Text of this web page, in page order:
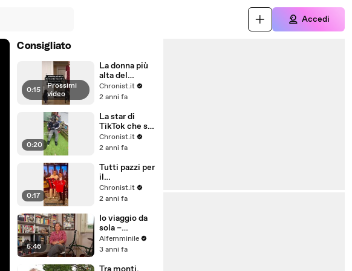
Accedi
Consigliato
0:15 | Prossimi
video
La donna più
alta del
mondo e
quella più
incontrano il
VIDEO è
virale sul web
Chronist.it
2 anni fa
0:20
La star di
TikTok che si
veste da
umano e
cifra da
capogiro il
VIDEO
Chronist.it
2 anni fa
0:17
Tutti pazzi per
il
Campobasso
FC: Ryan
la maglia del
'Lupo'
Chronist.it
2 anni fa
5:46
Io viaggio da
sola –
L'impresa di
Monica in
in Scozia
Alfemminile
3 anni fa